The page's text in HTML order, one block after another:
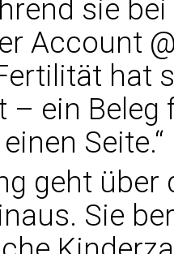
sie
Account
hat
– ein
Seite.“
geht
Sie